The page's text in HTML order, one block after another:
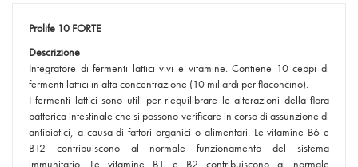
Prolife 10 FORTE
Descrizione
Integratore di fermenti lattici vivi e vitamine. Contiene 10 ceppi di
fermenti lattici in alta concentrazione (10 miliardi per flaconcino).
I fermenti lattici sono utili per riequilibrare le alterazioni della flora
batterica intestinale che si possono verificare in corso di assunzione di
antibiotici, a causa di fattori organici o alimentari. Le vitamine B6 e
B12 contribuiscono al normale funzionamento del sistema
immunitario. Le vitamine B1 e B2 contribuiscono al normale